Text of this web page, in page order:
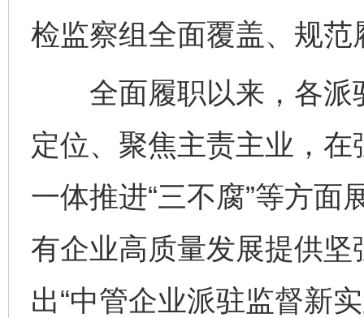
检监察组全面覆盖、规范
全面履职以来，各派
定位、聚焦主责主业，
一体推进“三不腐”等方
有企业高质量发展提供
出“中管企业派驻监督新